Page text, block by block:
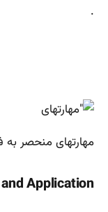
.
مهارتهای منحصر به
Application